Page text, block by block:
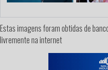
Estas imagens foram obtidas de
livremente na internet